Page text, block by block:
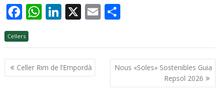
F
ac
e
b
o
W
at
s
A
Li
k
e
dI
X E
ai m
p
ar
te
Cellers
Navegació
d'entrades
Celler Rim de l’Empordà
Nous «Soles» Sostenibles Guia
Repsol 2026